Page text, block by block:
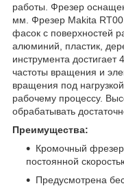
работы. Фрезер
мм. Фрезер Makita
фасок с поверхностей
алюминий, пластик,
инструмента
частоты вращения и
вращения под
рабочему процессу.
обрабатывать
Преимущества:
Кромочный
постоянной
Предусмотрена